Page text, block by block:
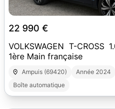
22 990 €
VOLKSWAGEN T-CROSS
1ère Main française
Ampuis (69420) Année 2024
Boîte automatique